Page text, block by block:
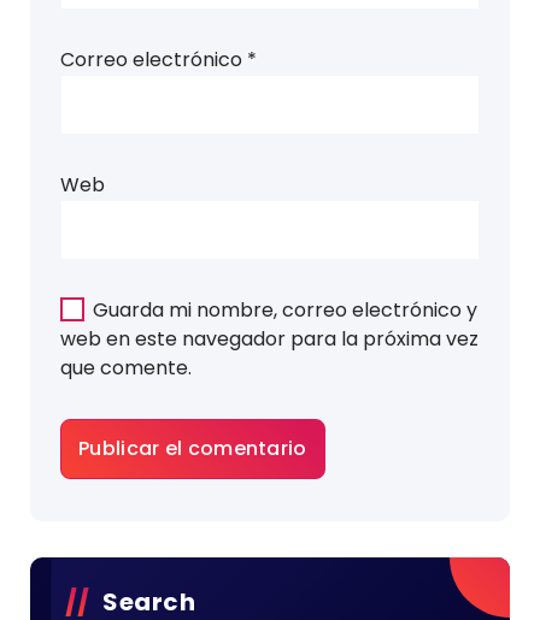
Correo electrónico *
Web
Guarda mi nombre, correo electrónico y
web en este navegador para la próxima vez
que comente.
Search